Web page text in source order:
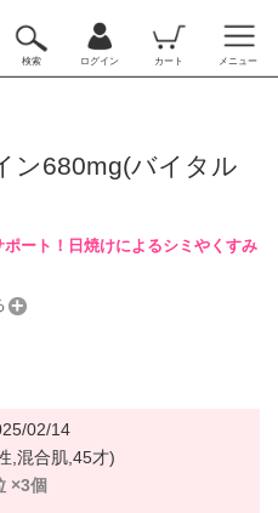
検索 ログイン カート メニュー
ン680mg(バイタル
ート！日焼けによるシミやくすみ
02/14
,混合肌,45才)
×3個